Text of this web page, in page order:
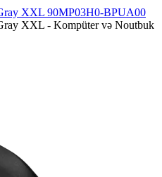
XXL 90MP03H0-BPUA00
XXL - Kompüter və Noutbuk